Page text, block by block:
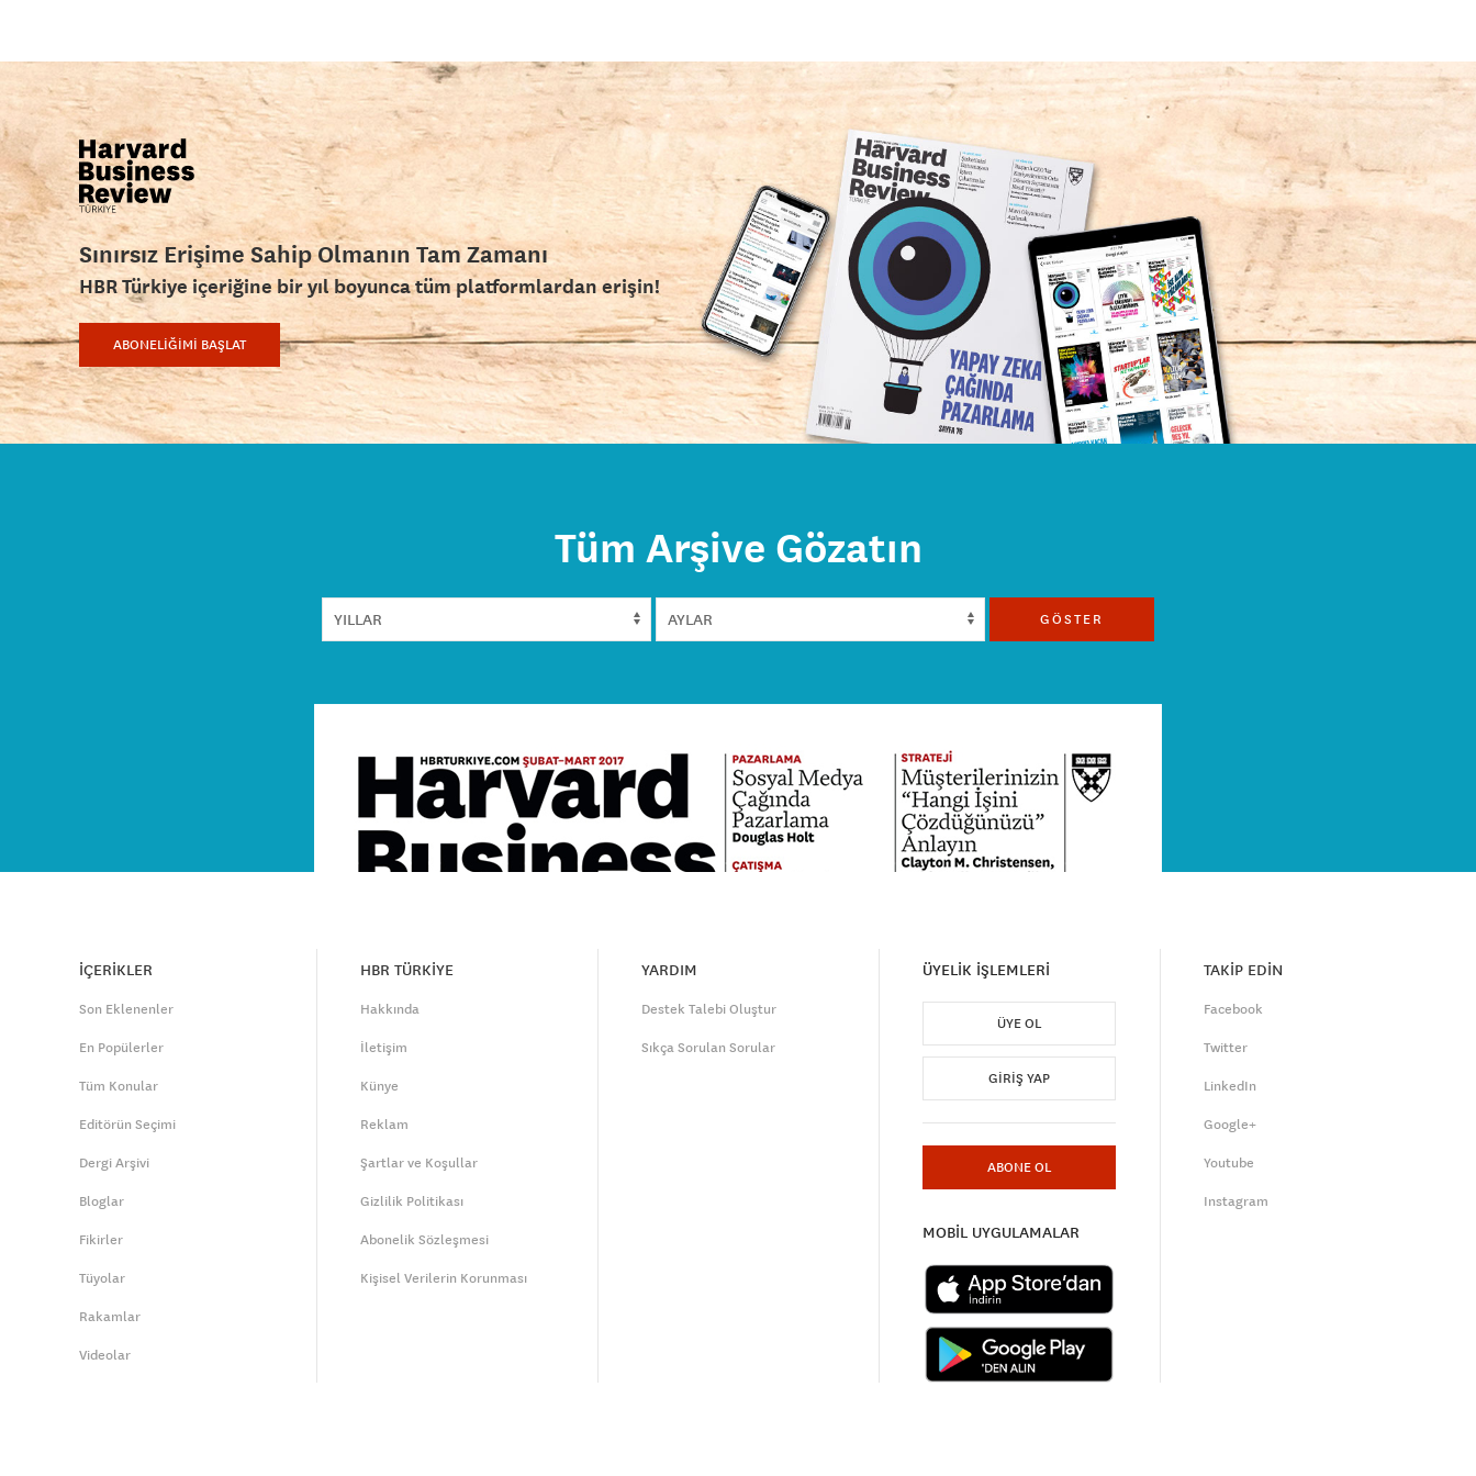
Sınırsız Erişime Sahip Olmanın Tam Zamanı
HBR Türkiye içeriğine bir yıl boyunca tüm platformlardan erişin!
ABONELİĞİMİ BAŞLAT
Tüm Arşive Gözatın
GÖSTER
İÇERİKLER
Son Eklenenler
En Popülerler
Tüm Konular
Editörün Seçimi
Dergi Arşivi
Bloglar
Fikirler
Tüyolar
Rakamlar
Videolar
HBR TÜRKİYE
Hakkında
İletişim
Künye
Reklam
Şartlar ve Koşullar
Gizlilik Politikası
Abonelik Sözleşmesi
Kişisel Verilerin Korunması
YARDIM
Destek Talebi Oluştur
Sıkça Sorulan Sorular
ÜYELİK İŞLEMLERİ
ÜYE OL
GIRIŞ YAP
ABONE OL
MOBİL UYGULAMALAR
TAKİP EDİN
Facebook
Twitter
LinkedIn
Google+
Youtube
Instagram